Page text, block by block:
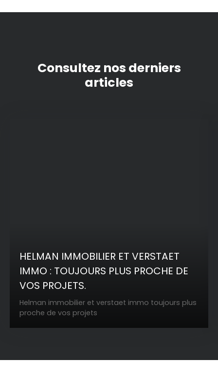
Consultez nos derniers
articles
HELMAN IMMOBILIER ET VERSTAET
IMMO : TOUJOURS PLUS PROCHE DE
VOS PROJETS.
Helman immobilier et verstaet immo toujours plus
proche de vos projets